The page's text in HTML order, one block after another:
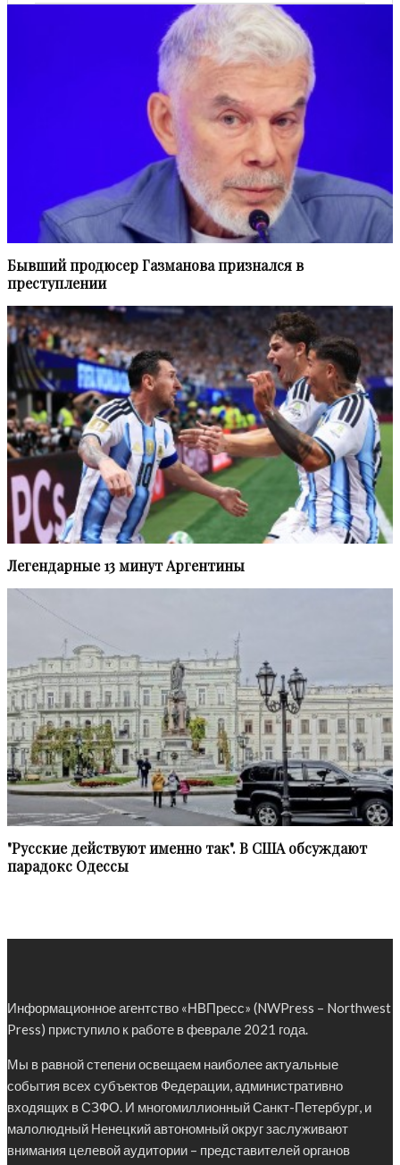
Бывший продюсер Газманова признался в
преступлении
Легендарные 13 минут Аргентины
"Русские действуют именно так". В США обсуждают
парадокс Одессы
Информационное агентство «НВПресс» (NWPress – Northwest
Press) приступило к работе в феврале 2021 года.
Мы в равной степени освещаем наиболее актуальные
события всех субъектов Федерации, административно
входящих в СЗФО. И многомиллионный Санкт-Петербург, и
малолюдный Ненецкий автономный округ заслуживают
внимания целевой аудитории – представителей органов